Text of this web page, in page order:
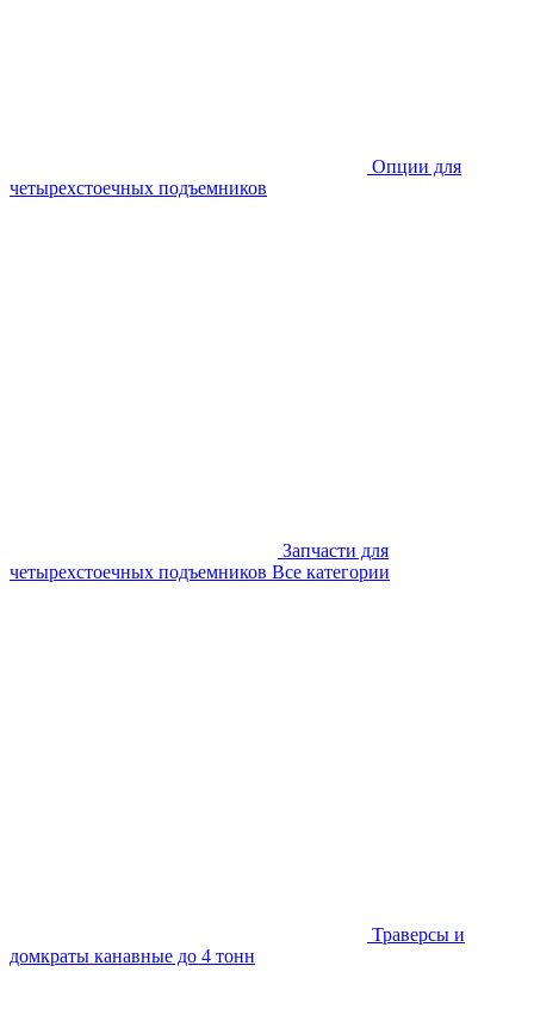
Опции для
четырехстоечных подъемников
Запчасти для
четырехстоечных подъемников Все категории
Траверсы и
домкраты канавные до 4 тонн